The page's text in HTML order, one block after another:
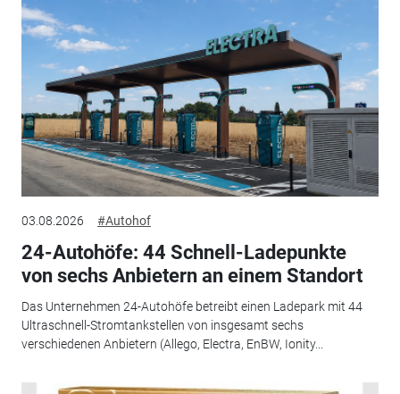
03.08.2026 #Autohof
24-Autohöfe: 44 Schnell-Ladepunkte
von sechs Anbietern an einem Standort
Das Unternehmen 24-Autohöfe betreibt einen Ladepark mit 44
Ultraschnell-Stromtankstellen von insgesamt sechs
verschiedenen Anbietern (Allego, Electra, EnBW, Ionity...